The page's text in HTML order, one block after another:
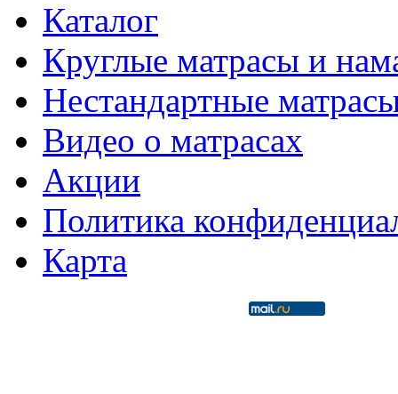
Каталог
Круглые матрасы и
Нестандартные
Видео о матрасах
Акции
Политика
Карта